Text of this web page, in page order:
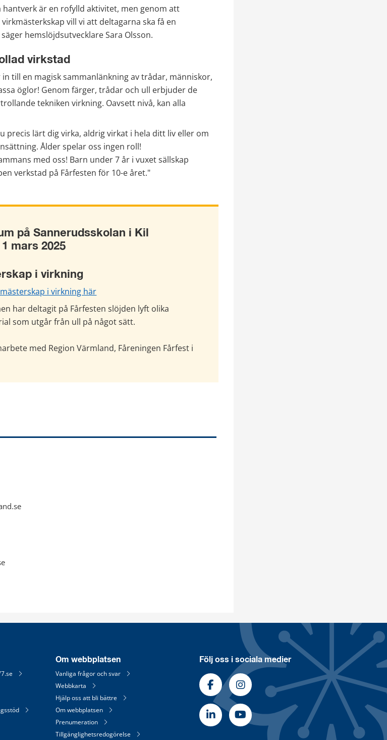
hantverk är en rofylld aktivitet, men genom att
vill vi att deltagarna ska få en
hemslöjdsutvecklare Sara Olsson.
virkstad
till en magisk sammanlänkning av trådar, människor,
öglor! Genom färger, trådar och ull erbjuder de
tekniken virkning. Oavsett nivå, kan alla
precis lärt dig virka, aldrig virkat i hela ditt liv eller om
Ålder spelar oss ingen roll!
med oss! Barn under 7 år i vuxet sällskap
verkstad på Fårfesten för 10-e året."
på Sannerudsskolan i Kil
mars 2025
i virkning
i virkning här
har deltagit på Fårfesten slöjden lyft olika
som utgår från ull på något sätt.
med Region Värmland, Fåreningen Fårfest i
Om webbplatsen
Vanliga frågor och svar
Webbkarta
Hjälp oss att bli bättre
Om webbplatsen
Prenumeration
Tillgänglighetsredogörelse
Följ oss i sociala medier